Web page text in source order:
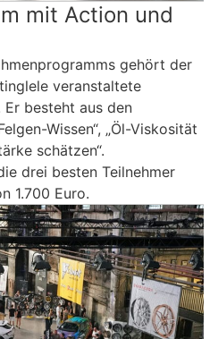
mit Action und
gehört der
veranstaltete
besteht aus den
Wissen“, „Öl-Viskosität
schätzen“.
drei besten Teilnehmer
1.700 Euro.